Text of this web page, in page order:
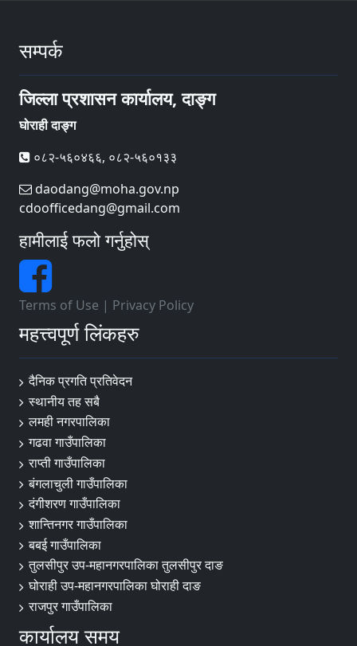
सम्पर्क
जिल्ला प्रशासन कार्यालय, दाङ्ग
घोराही दाङ्ग
०८२-५६०४६६, ०८२-५६०१३३
daodang@moha.gov.np
cdoofficedang@gmail.com
हामीलाई फलो गर्नुहोस्
Terms of Use | Privacy Policy
महत्त्वपूर्ण लिंकहरु
दैनिक प्रगति प्रतिवेदन
स्थानीय तह सबै
लमही नगरपालिका
गढवा गाउँपालिका
राप्ती गाउँपालिका
बंगलाचुली गाउँपालिका
दंगीशरण गाउँपालिका
शान्तिनगर गाउँपालिका
बबई गाउँपालिका
तुलसीपुर उप-महानगरपालिका तुलसीपुर दाङ
घोराही उप-महानगरपालिका घोराही दाङ
राजपुर गाउँपालिका
कार्यालय समय